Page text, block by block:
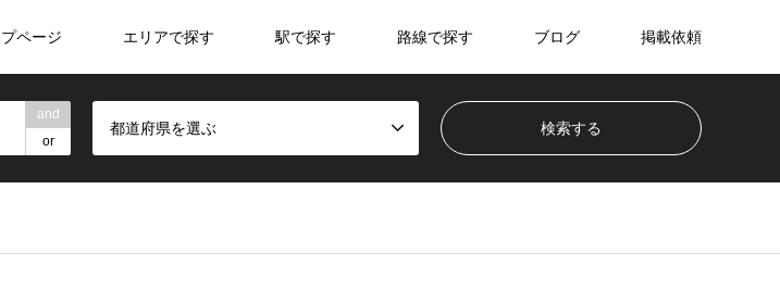
プページ エリアで探す 駅で探す 路線で探す ブログ 掲載依頼
and
or
都道府県を選ぶ